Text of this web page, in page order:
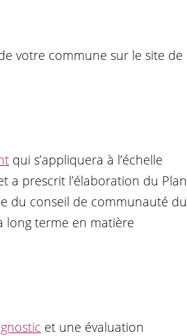
votre commune sur le site de
qui s’appliquera à l’échelle
a prescrit l’élaboration du Plan
du conseil de communauté du
long terme en matière
et une évaluation